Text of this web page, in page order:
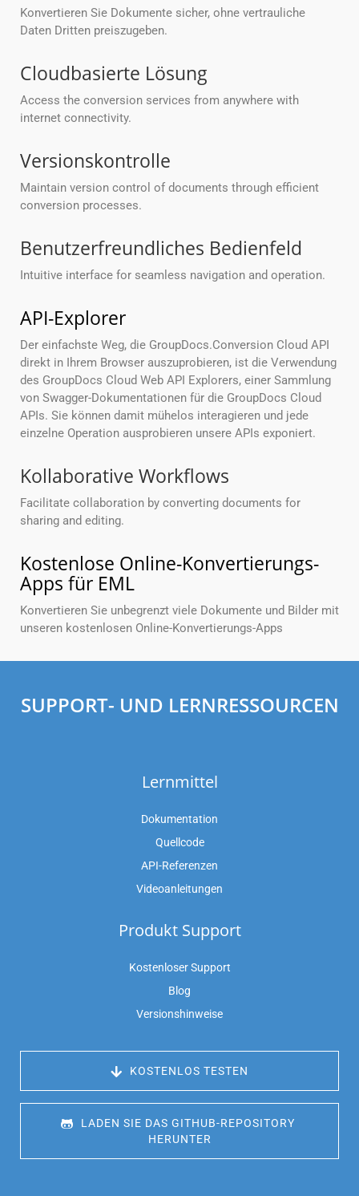
Konvertieren Sie Dokumente sicher, ohne vertrauliche
Daten Dritten preiszugeben.
Cloudbasierte Lösung
Access the conversion services from anywhere with
internet connectivity.
Versionskontrolle
Maintain version control of documents through efficient
conversion processes.
Benutzerfreundliches Bedienfeld
Intuitive interface for seamless navigation and operation.
API-Explorer
Der einfachste Weg, die GroupDocs.Conversion Cloud API
direkt in Ihrem Browser auszuprobieren, ist die Verwendung
des GroupDocs Cloud Web API Explorers, einer Sammlung
von Swagger-Dokumentationen für die GroupDocs Cloud
APIs. Sie können damit mühelos interagieren und jede
einzelne Operation ausprobieren unsere APIs exponiert.
Kollaborative Workflows
Facilitate collaboration by converting documents for
sharing and editing.
Kostenlose Online-Konvertierungs-
Apps für EML
Konvertieren Sie unbegrenzt viele Dokumente und Bilder mit
unseren kostenlosen Online-Konvertierungs-Apps
SUPPORT- UND LERNRESSOURCEN
Lernmittel
Dokumentation
Quellcode
API-Referenzen
Videoanleitungen
Produkt Support
Kostenloser Support
Blog
Versionshinweise
KOSTENLOS TESTEN
LADEN SIE DAS GITHUB-REPOSITORY
HERUNTER